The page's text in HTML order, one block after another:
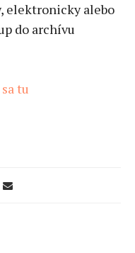
elektronicky alebo
do archívu
tu